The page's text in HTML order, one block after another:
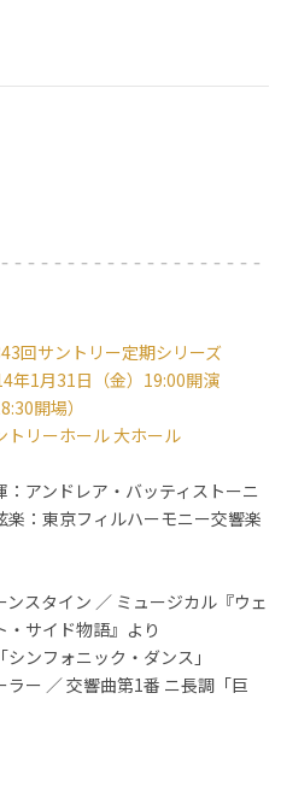
- - - - - - - - - - - - - - - - - - -
回サントリー定期シリーズ
年1月31日（金）19:00開演
開場）
トリーホール 大ホール
：アンドレア・バッティストーニ
楽：東京フィルハーモニー交響楽
ンスタイン ／ ミュージカル『ウェ
・サイド物語』より
ンフォニック・ダンス」
ラー ／ 交響曲第1番 ニ長調「巨